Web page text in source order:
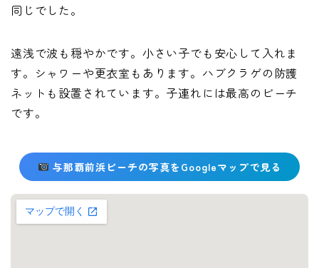
同じでした。
遠浅で波も穏やかです。小さい子でも安心して入れま
す。シャワーや更衣室もあります。ハブクラゲの防護
ネットも設置されています。子連れには最高のビーチ
です。
与那覇前浜ビーチの写真をGoogleマップで見る